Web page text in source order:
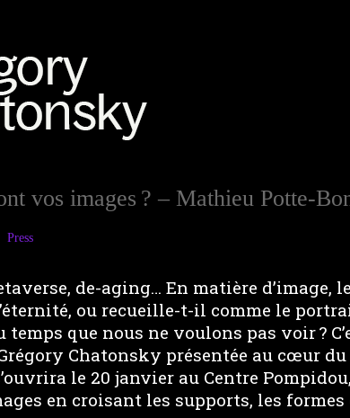
vos images ? – Mathieu Potte-
Press
de-aging… En matière d’image,
ou recueille-t-il comme le
que nous ne voulons pas voir ?
Chatonsky présentée au cœur
le 20 janvier au Centre
en croisant les supports, les